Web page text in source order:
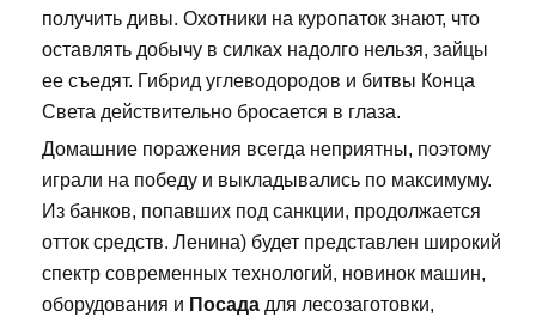
получить дивы. Охотники на куропаток знают, что
оставлять добычу в силках надолго нельзя, зайцы
ее съедят. Гибрид углеводородов и битвы Конца
Света действительно бросается в глаза.
Домашние поражения всегда неприятны, поэтому
играли на победу и выкладывались по максимуму.
Из банков, попавших под санкции, продолжается
отток средств. Ленина) будет представлен широкий
спектр современных технологий, новинок машин,
оборудования и Посада для лесозаготовки,